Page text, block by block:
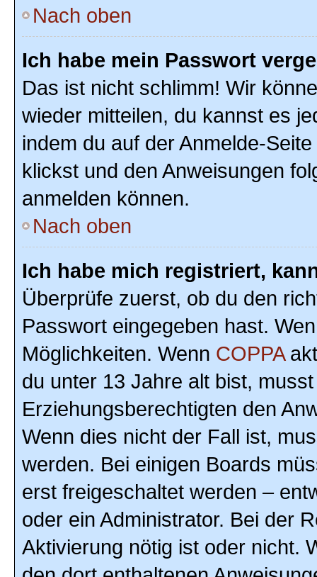
Nach oben
Ich habe mein Passwort
Das ist nicht schlimm! Wir
wieder mitteilen, du kannst es
indem du auf der Anmelde-
klickst und den Anweisungen
anmelden können.
Nach oben
Ich habe mich registriert,
Überprüfe zuerst, ob du den
Passwort eingegeben hast.
Möglichkeiten. Wenn COPPA
du unter 13 Jahre alt bist,
Erziehungsberechtigten den
Wenn dies nicht der Fall ist,
werden. Bei einigen Boards
erst freigeschaltet werden –
oder ein Administrator. Bei der
Aktivierung nötig ist oder nicht.